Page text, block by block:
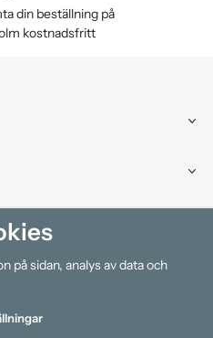
din beställning på
kostnadsfritt
på sidan, analys av data och